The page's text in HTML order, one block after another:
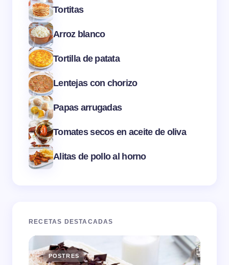
Tortitas
Arroz blanco
Tortilla de patata
Lentejas con chorizo
Papas arrugadas
Tomates secos en aceite de oliva
Alitas de pollo al horno
RECETAS DESTACADAS
POSTRES